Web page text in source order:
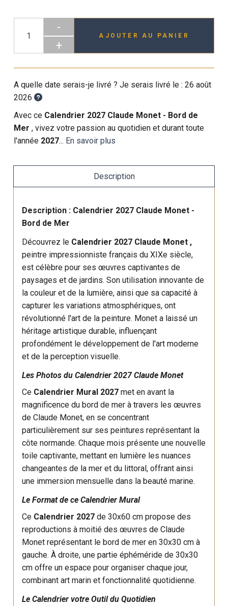
-
+
AJOUTER AU PANIER
A quelle date serais-je livré ? Je serais livré le :26 août
2026
Avec ce Calendrier 2027 Claude Monet - Bord de
Mer, vivez votre passion au quotidien et durant toute
l'année 2027... En savoir plus
Description
Description : Calendrier 2027 Claude Monet -
Bord de Mer
Découvrez le Calendrier 2027 Claude Monet ,
peintre impressionniste français du XIXe siècle,
est célèbre pour ses œuvres captivantes de
paysages et de jardins. Son utilisation innovante de
la couleur et de la lumière, ainsi que sa capacité à
capturer les variations atmosphériques, ont
révolutionné l'art de la peinture. Monet a laissé un
héritage artistique durable, influençant
profondément le développement de l'art moderne
et de la perception visuelle.
Les Photos du Calendrier 2027 Claude Monet
Ce Calendrier Mural 2027 met en avant la
magnificence du bord de mer à travers les œuvres
de Claude Monet, en se concentrant
particulièrement sur ses peintures représentant la
côte normande. Chaque mois présente une nouvelle
toile captivante, mettant en lumière les nuances
changeantes de la mer et du littoral, offrant ainsi
une immersion mensuelle dans la beauté marine.
Le Format de ce Calendrier Mural
Ce Calendrier 2027 de 30x60 cm propose des
reproductions à moitié des œuvres de Claude
Monet représentant le bord de mer en 30x30 cm à
gauche. À droite, une partie éphéméride de 30x30
cm offre un espace pour organiser chaque jour,
combinant art marin et fonctionnalité quotidienne.
Le Calendrier votre Outil du Quotidien